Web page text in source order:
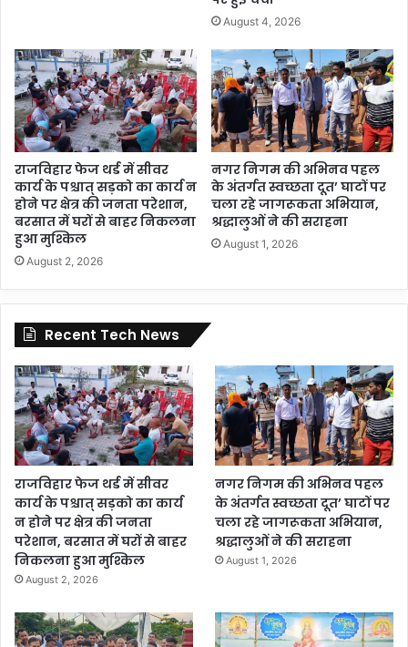
August 4, 2026
राजविहार फेज थर्ड में सीवर
कार्य के पश्चात् सड़को का कार्य न
होने पर क्षेत्र की जनता परेशान,
बरसात में घरों से बाहर निकलना
हुआ मुश्किल
August 2, 2026
नगर निगम की अभिनव पहल
के अंतर्गत स्वच्छता दूत’ घाटों पर
चला रहे जागरूकता अभियान,
श्रद्धालुओं ने की सराहना
August 1, 2026
Recent Tech News
राजविहार फेज थर्ड में सीवर
कार्य के पश्चात् सड़को का कार्य
न होने पर क्षेत्र की जनता
परेशान, बरसात में घरों से बाहर
निकलना हुआ मुश्किल
August 2, 2026
नगर निगम की अभिनव पहल
के अंतर्गत स्वच्छता दूत’ घाटों पर
चला रहे जागरूकता अभियान,
श्रद्धालुओं ने की सराहना
August 1, 2026